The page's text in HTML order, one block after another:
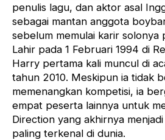
penulis lagu, dan aktor asal
sebagai mantan anggota
sebelum memulai karir solonya
Lahir pada 1 Februari 1994 di
Harry pertama kali muncul di
tahun 2010. Meskipun ia tidak
memenangkan kompetisi, ia
empat peserta lainnya untuk
Direction yang akhirnya
paling terkenal di dunia.